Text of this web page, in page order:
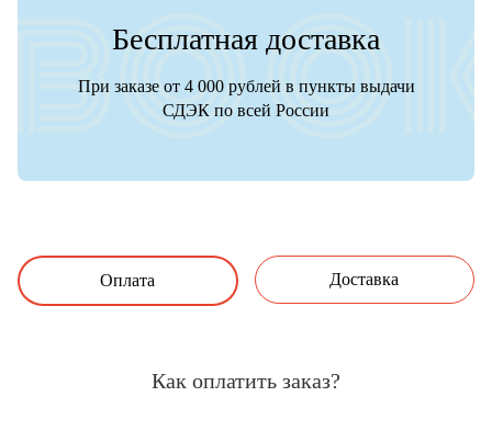
Бесплатная доставка
При заказе от 4 000 рублей в пункты выдачи
СДЭК по всей России
Оплата Доставка
Как оплатить заказ?